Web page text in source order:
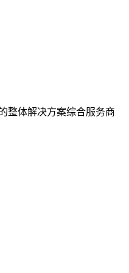
整体解决方案综合服务商